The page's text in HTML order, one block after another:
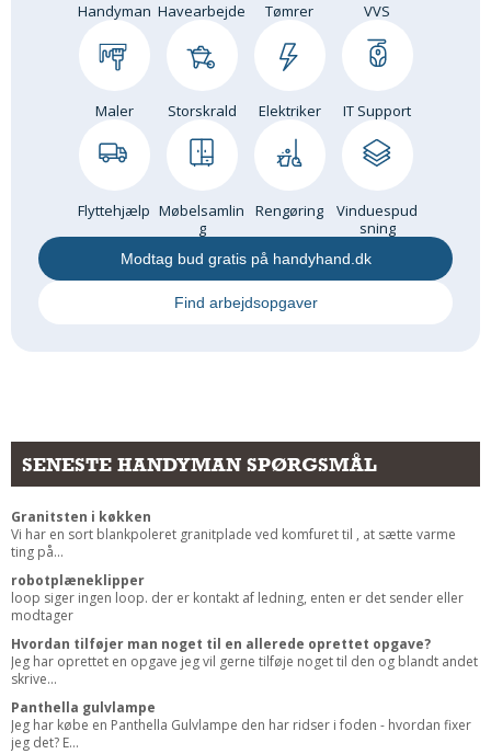
Handyman Havearbejde Tømrer VVS
Maler Storskrald Elektriker IT Support
Flyttehjælp Møbelsamlin
g
Rengøring
Vinduespud
sning
Modtag bud gratis på handyhand.dk
Find arbejdsopgaver
SENESTE HANDYMAN SPØRGSMÅL
Granitsten i køkken
Vi har en sort blankpoleret granitplade ved komfuret til , at sætte varme
ting på...
robotplæneklipper
loop siger ingen loop. der er kontakt af ledning, enten er det sender eller
modtager
Hvordan tilføjer man noget til en allerede oprettet opgave?
Jeg har oprettet en opgave jeg vil gerne tilføje noget til den og blandt andet
skrive...
Panthella gulvlampe
Jeg har købe en Panthella Gulvlampe den har ridser i foden - hvordan fixer
jeg det? E...